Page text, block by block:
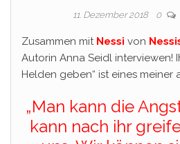
11. Dezember 2018 0
Zusammen mit Nessi von
Autorin Anna Seidl interviewen!
Helden geben“ ist eines meiner
„Man kann die
kann nach ihr